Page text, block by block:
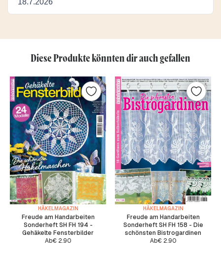
Diese Produkte könnten dir auch gefallen
HÄKELMAGAZIN
Freude am Handarbeiten
Sonderheft SH FH 194 -
Gehäkelte Fensterbilder
Ab€2.90
HÄKELMAGAZIN
Freude am Handarbeiten
Sonderheft SH FH 158 - Die
schönsten Bistrogardinen
Ab€2.90